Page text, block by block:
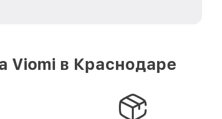
Viomi в Краснодаре